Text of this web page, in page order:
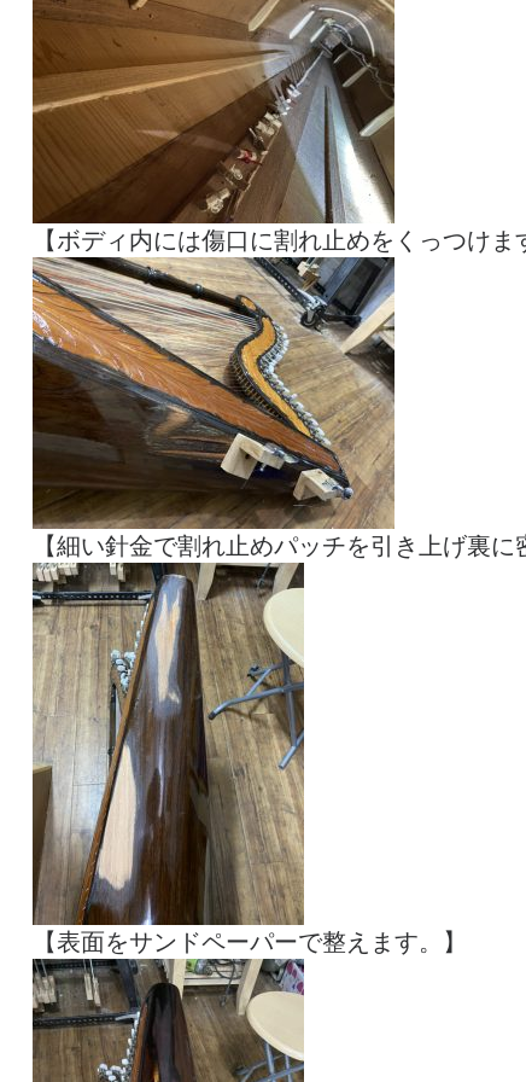
【ボディ内には傷口に割れ止めをくっつけ
【細い針金で割れ止めパッチを引き上げ裏
【表面をサンドペーパーで整えます。】